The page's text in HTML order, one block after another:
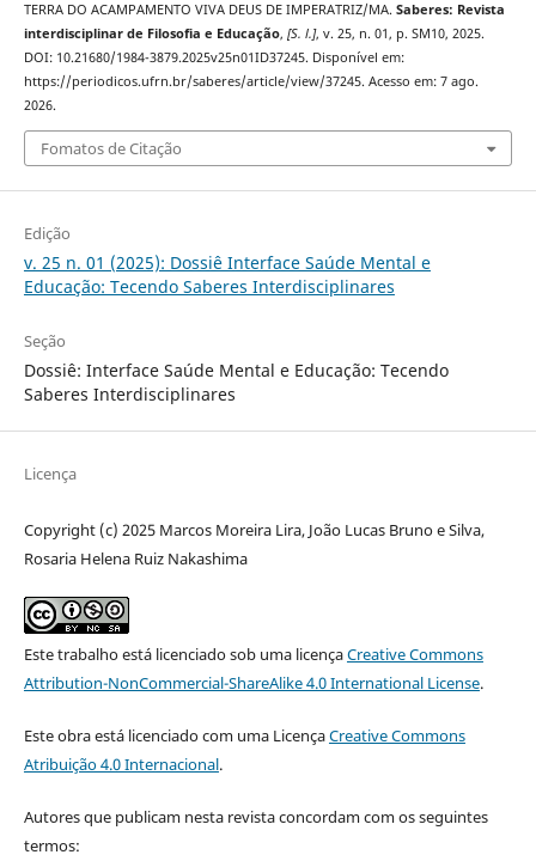
TERRA DO ACAMPAMENTO VIVA DEUS DE IMPERATRIZ/MA. Saberes: Revista
interdisciplinar de Filosofia e Educação, [S. l.], v. 25, n. 01, p. SM10, 2025.
DOI: 10.21680/1984-3879.2025v25n01ID37245. Disponível em:
https://periodicos.ufrn.br/saberes/article/view/37245. Acesso em: 7 ago.
2026.
Fomatos de Citação
Edição
v. 25 n. 01 (2025): Dossiê Interface Saúde Mental e
Educação: Tecendo Saberes Interdisciplinares
Seção
Dossiê: Interface Saúde Mental e Educação: Tecendo
Saberes Interdisciplinares
Licença
Copyright (c) 2025 Marcos Moreira Lira, João Lucas Bruno e Silva,
Rosaria Helena Ruiz Nakashima
Este trabalho está licenciado sob uma licençaCreative Commons
Attribution-NonCommercial-ShareAlike 4.0 International License.
Este obra está licenciado com uma LicençaCreative Commons
Atribuição 4.0 Internacional.
Autores que publicam nesta revista concordam com os seguintes
termos: